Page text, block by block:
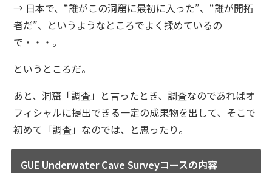
→ 日本で、“誰がこの洞窟に最初に入った”、“誰が開拓
者だ”、というようなところでよく揉めているの
で・・・。
というところだ。
あと、洞窟「調査」と言ったとき、調査なのであればオ
フィシャルに提出できる一定の成果物を出して、そこで
初めて「調査」なのでは、と思ったり。
GUE Underwater Cave Surveyコースの内容